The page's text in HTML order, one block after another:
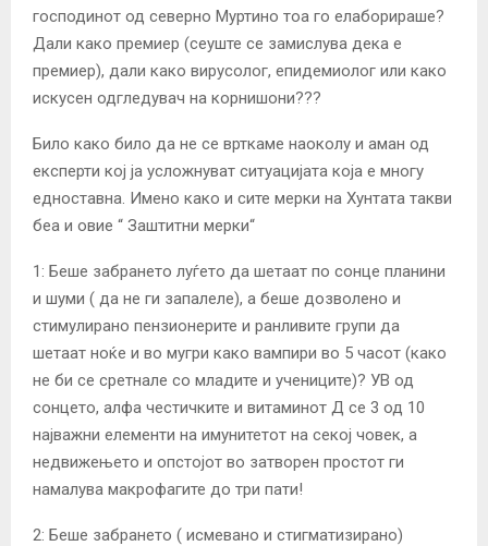
господинот од северно Муртино тоа го елаборираше?
Дали како премиер (сеуште се замислува дека е
премиер), дали како вирусолог, епидемиолог или како
искусен одгледувач на корнишони???
Било како било да не се врткаме наоколу и аман од
експерти кој ја усложнуват ситуацијата која е многу
едноставна. Имено како и сите мерки на Хунтата такви
беа и овие “ Заштитни мерки“
1: Беше забрането луѓето да шетаат по сонце планини
и шуми ( да не ги запалеле), а беше дозволено и
стимулирано пензионерите и ранливите групи да
шетаат ноќе и во мугри како вампири во 5 часот (како
не би се сретнале со младите и учениците)? УВ од
сонцето, алфа честичките и витаминот Д се 3 од 10
најважни елементи на имунитетот на секој човек, а
недвижењето и опстојот во затворен простот ги
намалува макрофагите до три пати!
2: Беше забрането ( исмевано и стигматизирано)